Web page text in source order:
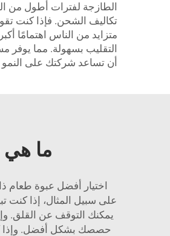
تكاليف الشحن. فإذا كنت
متزايد من الناس اهتمامًا
التقليب بسهولة. مما يوفر
أن تساعد شركتك على
ما هي
اختيار أفضل عبوة
يمكنك التوقف عن القلق.
حصصك بشكل أفضل. وإذا